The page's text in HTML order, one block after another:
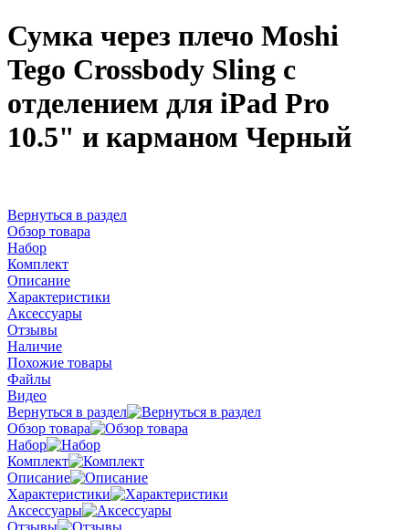
Сумка через плечо Moshi
Tego Crossbody Sling с
отделением для iPad Pro
10.5" и карманом Черный
Вернуться в раздел
Обзор товара
Набор
Комплект
Описание
Характеристики
Аксессуары
Отзывы
Наличие
Похожие товары
Файлы
Видео
Вернуться в раздел
Обзор товара
Набор
Комплект
Описание
Характеристики
Аксессуары
Отзывы